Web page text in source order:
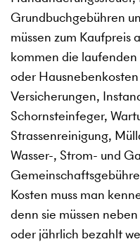
Grundbuchgebühren
müssen zum Kaufpreis
kommen die
oder
Versicherungen,
Schornsteinfeger,
Strassenreinigung,
Wasser-, Strom- und
Kosten muss man
denn sie müssen
oder jährlich bezahlt